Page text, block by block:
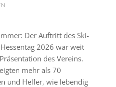
Der Auftritt des Ski-
2026 war weit
des Vereins.
mehr als 70
und Helfer, wie lebendig